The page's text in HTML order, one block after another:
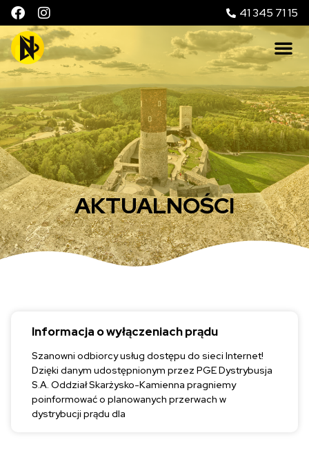
41 345 71 15
AKTUALNOŚCI
Informacja o wyłączeniach prądu
Szanowni odbiorcy usług dostępu do sieci Internet!
Dzięki danym udostępnionym przez PGE Dystrybusja
S.A. Oddział Skarżysko-Kamienna pragniemy
poinformować o planowanych przerwach w
dystrybucji prądu dla